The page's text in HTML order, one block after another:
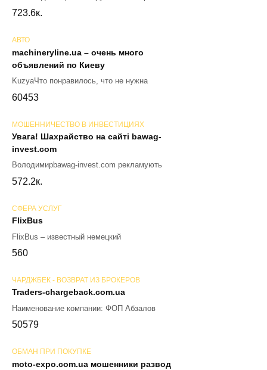
723.6к.
АВТО
machineryline.ua – очень много
объявлений по Киеву
KuzyaЧто понравилось, что не нужна
60453
МОШЕННИЧЕСТВО В ИНВЕСТИЦИЯХ
Увага! Шахрайство на сайті bawag-
invest.com
Володимирbawag-invest.com рекламують
572.2к.
СФЕРА УСЛУГ
FlixBus
FlixBus – известный немецкий
560
ЧАРДЖБЕК - ВОЗВРАТ ИЗ БРОКЕРОВ
Traders-chargeback.com.ua
Наименование компании: ФОП Абзалов
50579
ОБМАН ПРИ ПОКУПКЕ
moto-expo.com.ua мошенники развод